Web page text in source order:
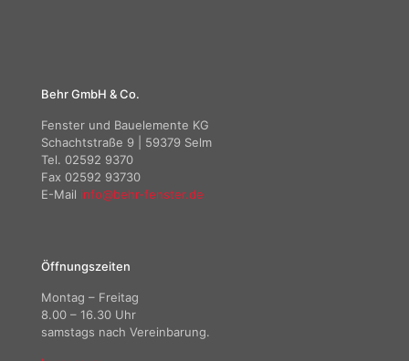
Behr GmbH & Co.
Fenster und Bauelemente KG
Schachtstraße 9 | 59379 Selm
Tel. 02592 9370
Fax 02592 93730
E-Mail info@behr-fenster.de
Öffnungszeiten
Montag – Freitag
8.00 – 16.30 Uhr
samstags nach Vereinbarung.